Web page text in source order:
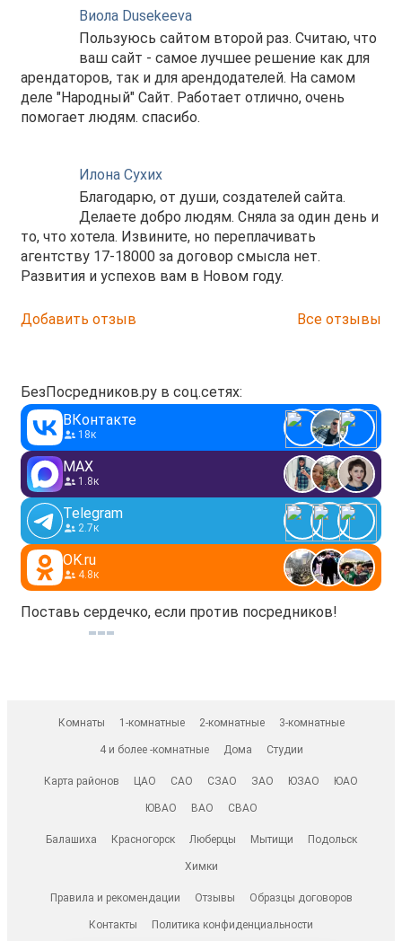
Виола Dusekeeva
Пользуюсь сайтом второй раз. Считаю, что
ваш сайт - самое лучшее решение как для
арендаторов, так и для арендодателей. На самом
деле "Народный" Сайт. Работает отлично, очень
помогает людям. спасибо.
Илона Сухих
Благодарю, от души, создателей сайта.
Делаете добро людям. Сняла за один день и
то, что хотела. Извините, но переплачивать
агентству 17-18000 за договор смысла нет.
Развития и успехов вам в Новом году.
Добавить отзыв Все отзывы
БезПосредников.ру в соц.сетях:
ВКонтакте
18к
MAX
1.8к
Telegram
2.7к
OK.ru
4.8к
Поставь сердечко, если против посредников!
Комнаты 1-комнатные 2-комнатные 3-комнатные
4 и более -комнатные Дома Студии
Карта районов ЦАО САО СЗАО ЗАО ЮЗАО ЮАО
ЮВАО ВАО СВАО
Балашиха Красногорск Люберцы Мытищи Подольск
Химки
Правила и рекомендации Отзывы Образцы договоров
Контакты Политика конфиденциальности